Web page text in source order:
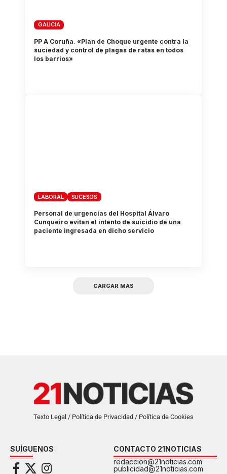
GALICIA
PP A Coruña. «Plan de Choque urgente contra la
suciedad y control de plagas de ratas en todos
los barrios»
LABORAL SUCESOS
Personal de urgencias del Hospital Álvaro
Cunqueiro evitan el intento de suicidio de una
paciente ingresada en dicho servicio
CARGAR MAS
Texto Legal / Política de Privacidad / Política de Cookies
SUÍGUENOS
CONTACTO 21NOTICIAS
redaccion@21noticias.com
publicidad@21noticias.com